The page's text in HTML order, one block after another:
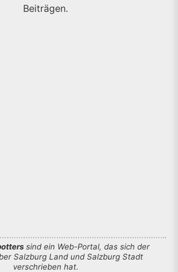
Beiträgen.
sind ein Web-Portal, das sich der
Salzburg Land und Salzburg Stadt
verschrieben hat.